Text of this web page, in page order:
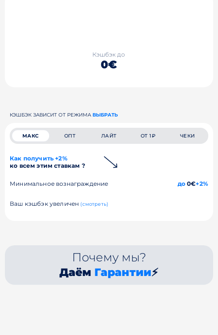
Кэшбэк до
0€
КЭШБЭК ЗАВИСИТ ОТ РЕЖИМА ВЫБРАТЬ
МАКС ОПТ ЛАЙТ ОТ 1₽ ЧЕКИ
Как получить +2%
ко всем этим ставкам ?
Минимальное вознаграждение до0€+2%
Ваш кэшбэк увеличен (смотреть)
Почему мы?
Даём Гарантии⚡